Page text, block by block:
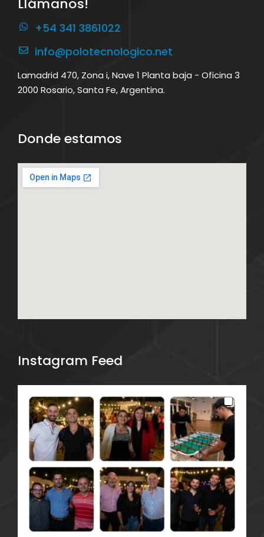
Llámanos!
+54 341 3861022
info@polotecnologico.net
Lamadrid 470, Zona i, Nave 1 Planta baja - Oficina 3
2000 Rosario, Santa Fe, Argentina.
Donde estamos
Instagram Feed